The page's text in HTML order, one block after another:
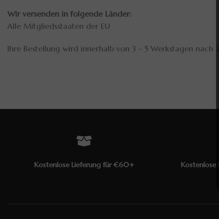
Wir versenden in folgende Länder:
Alle Mitgliedsstaaten der EU
Ihre Bestellung wird innerhalb von 3 – 5 Werkstagen nach
Kostenlose Lieferung für €60+
Kostenlose